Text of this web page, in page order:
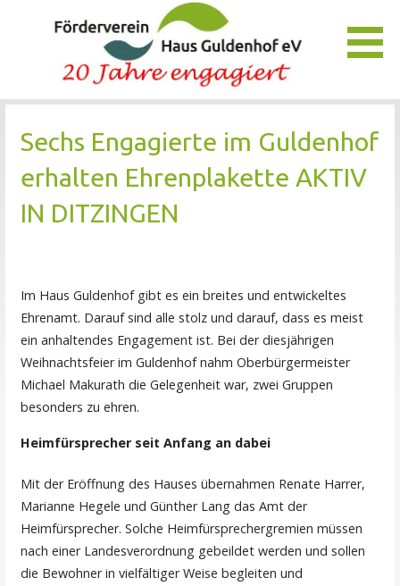
Unser Verein bietet Interessierten viele Möglichkeiten, das
Pflegezentrum Haus Guldenhof zu unterstützen und zu
fördern.
Sechs Engagierte im Guldenhof
erhalten Ehrenplakette AKTIV
IN DITZINGEN
Im Haus Guldenhof gibt es ein breites und entwickeltes
Ehrenamt. Darauf sind alle stolz und darauf, dass es meist
ein anhaltendes Engagement ist. Bei der diesjährigen
Weihnachtsfeier im Guldenhof nahm Oberbürgermeister
Michael Makurath die Gelegenheit war, zwei Gruppen
besonders zu ehren.
Heimfürsprecher seit Anfang an dabei
Mit der Eröffnung des Hauses übernahmen Renate Harrer,
Marianne Hegele und Günther Lang das Amt der
Heimfürsprecher. Solche Heimfürsprechergremien müssen
nach einer Landesverordnung gebeildet werden und sollen
die Bewohner in vielfältiger Weise begleiten und